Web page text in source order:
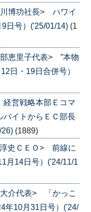
博功社長> ハワイ
日号）('25/01/14) (1
恵里子代表> ”本物
日・19日合併号）
営戦略本部Ｅコマ
イトからＥＣ部長
(1889)
史ＣＥＯ> 前線に
月14日号）('24/11/1
介代表> 「かっこ
年10月31日号）('24/